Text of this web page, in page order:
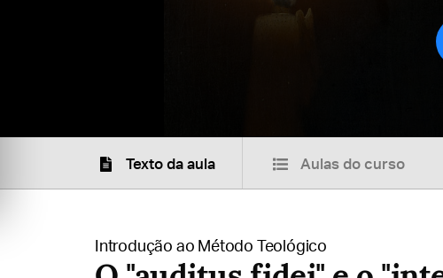
Texto da aula Aulas do curso
Introdução ao Método Teológico